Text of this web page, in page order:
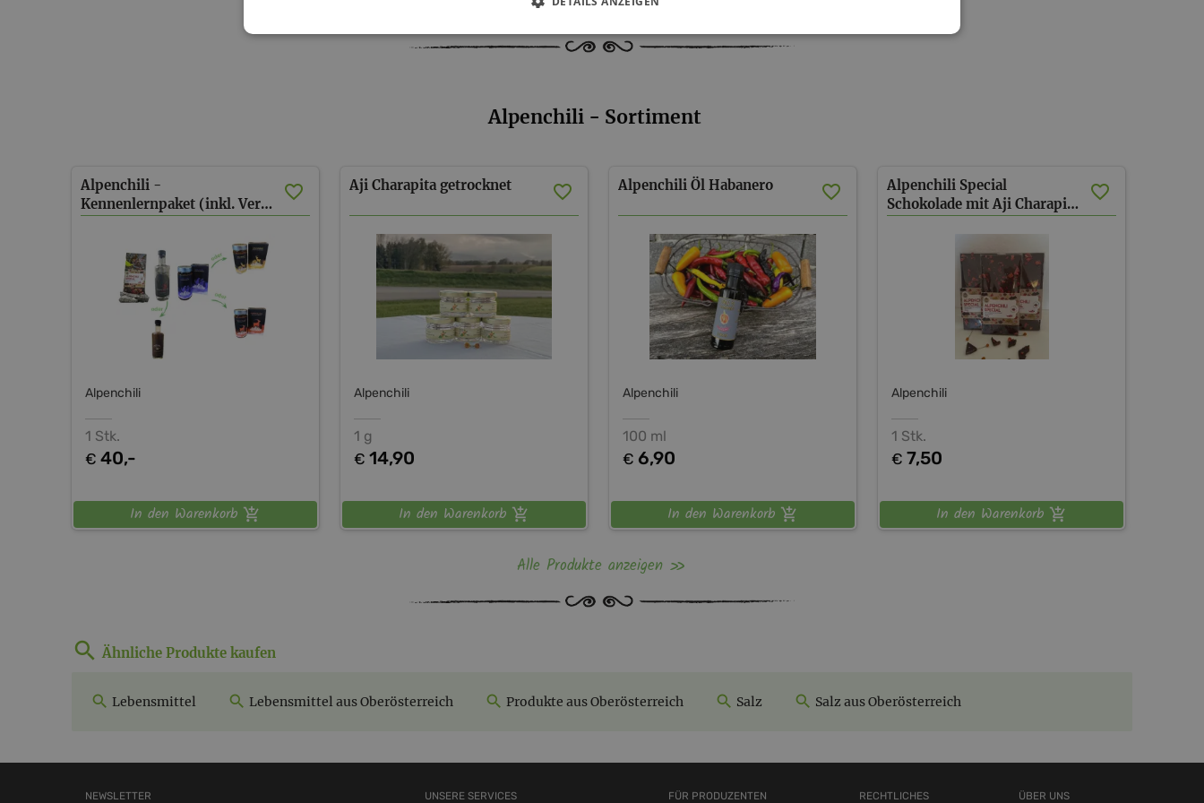
Alpenchili - Sortiment
Alpenchili -
Kennenlernpaket (inkl. Versand AT)
Alpenchili
1 Stk.
€ 40,-
In den Warenkorb
Aji Charapita getrocknet
Alpenchili
1 g
€ 14,90
In den Warenkorb
Alpenchili Öl Habanero
Alpenchili
100 ml
€ 6,90
In den Warenkorb
Alpenchili Special
Schokolade mit Aji Charapita und Erdbeere
Alpenchili
1 Stk.
€ 7,50
In den Warenkorb
Alle Produkte anzeigen
Ähnliche Produkte kaufen
Lebensmittel Lebensmittel aus Oberösterreich Produkte aus Oberösterreich Salz Salz aus Oberösterreich
NEWSLETTER UNSERE SERVICES FÜR PRODUZENTEN RECHTLICHES ÜBER UNS